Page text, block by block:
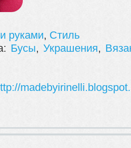
руками, Стиль
Бусы, Украшения,